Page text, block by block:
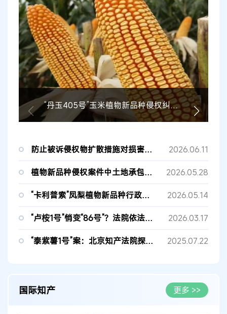
“丹玉405号”玉米植物新品种侵权纠纷案二审判赔300万元
防止被诉侵权物扩散措施对损害赔偿责任的影响 2026.06.11
植物新品种侵权案件中土地承包经营者的责任认定和停止侵害诉请的处理 2026.05.28
“卡利普索”凤梨植物新品种行政确权纠纷案 2026.05.14
“卢桉1号”悄变“86号”？法院依法守护植物新品种 2026.03.17
“泰紫薯1号”案：北京知产法院探索“收获材料”保护植物新品种权新路径 2025.07.22
国际知产 更多 >>